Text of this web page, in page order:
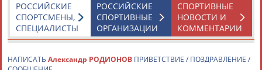
Каримжан
АБДРАХМАНОВ
Аделя
АБДРАХМАНОВА
Андрей
АБДУВАЛИЕВ
Герман
АБДУЛАЕВ
СПОРТИВНЫЕ
НОВОСТИ И
КОММЕНТАРИИ
РОССИЙСКИЕ
СПОРТИВНЫЕ
ОРГАНИЗАЦИИ
РОССИЙСКИЕ
СПОРТСМЕНЫ,
СПЕЦИАЛИСТЫ
НАПИСАТЬ Александр РОДИОНОВ ПРИВЕТСТВИЕ / ПОЗДРАВЛЕНИЕ /